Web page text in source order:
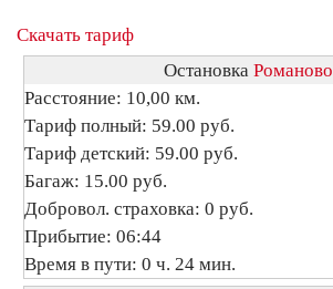
Скачать тариф
Остановка Романово
Расстояние: 10,00 км.
Тариф полный: 59.00 руб.
Тариф детский: 59.00 руб.
Багаж: 15.00 руб.
Добровол. страховка: 0 руб.
Прибытие: 06:44
Время в пути: 0 ч. 24 мин.